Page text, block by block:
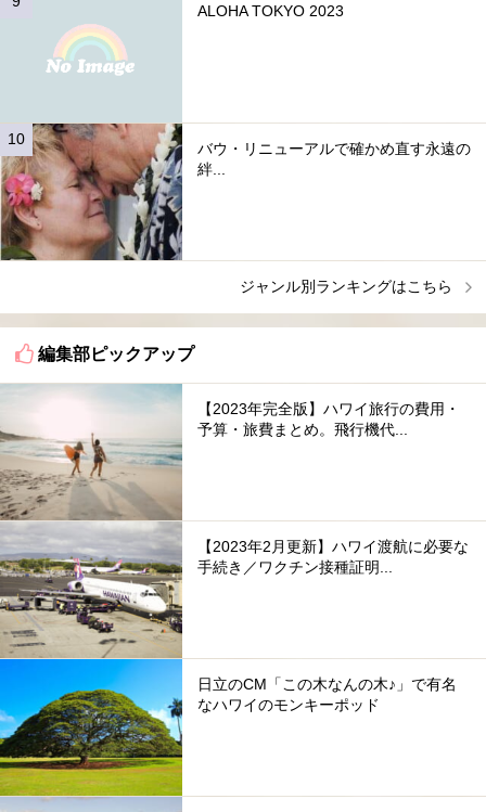
ALOHA TOKYO 2023
バウ・リニューアルで確かめ直す永遠の
絆...
ジャンル別ランキングはこちら
編集部ピックアップ
【2023年完全版】ハワイ旅行の費用・
予算・旅費まとめ。飛行機代...
【2023年2月更新】ハワイ渡航に必要な
手続き／ワクチン接種証明...
日立のCM「この木なんの木♪」で有名
なハワイのモンキーポッド